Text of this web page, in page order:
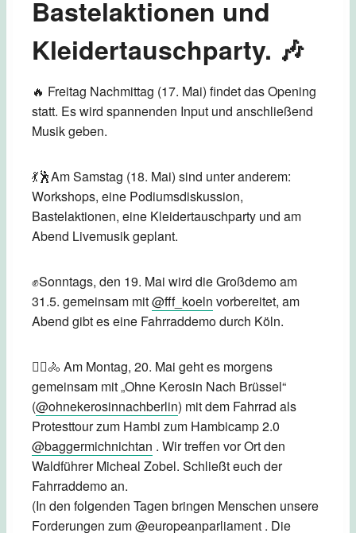
Bastelaktionen und
Kleidertauschparty. 🎶
🔥 Freitag Nachmittag (17. Mai) findet das Opening
statt. Es wird spannenden Input und anschließend
Musik geben.
💃🕺Am Samstag (18. Mai) sind unter anderem:
Workshops, eine Podiumsdiskussion,
Bastelaktionen, eine Kleidertauschparty und am
Abend Livemusik geplant.
✊Sonntags, den 19. Mai wird die Großdemo am
31.5. gemeinsam mit@fff_koeln vorbereitet, am
Abend gibt es eine Fahrraddemo durch Köln.
🚴‍♂️🚴 Am Montag, 20. Mai geht es morgens
gemeinsam mit „Ohne Kerosin Nach Brüssel“
(@ohnekerosinnachberlin) mit dem Fahrrad als
Protesttour zum Hambi zum Hambicamp 2.0
@baggermichnichtan . Wir treffen vor Ort den
Waldführer Micheal Zobel. Schließt euch der
Fahrraddemo an.
(In den folgenden Tagen bringen Menschen unsere
Forderungen zum@europeanparliament . Die